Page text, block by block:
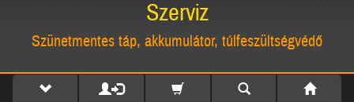
Szerviz
Szünetmentes táp, akkumulátor, túlfeszültségvédő